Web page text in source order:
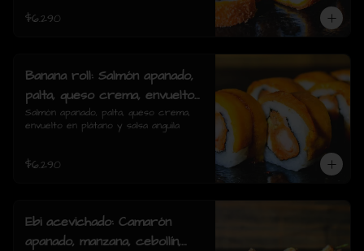
$6.290
Banana roll: Salmón apanado,
palta, queso crema, envuelto
en plátano y salsa anguila(10
rolls)
Salmón apanado, palta, queso crema,
envuelto en plátano y salsa anguila
$6.290
Ebi acevichado: Camarón
apanado, manzana, cebollín,